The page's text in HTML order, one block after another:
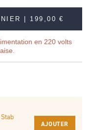
| 199,00 €
en 220 volts
AJOUTER